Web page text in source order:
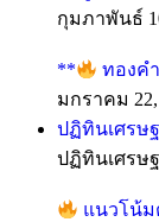
กุมภาพันธ์
** ทองค
มกราคม 22,
ปฏิทินเศรษ
ปฏิทินเศรษ
แนวโน้ม